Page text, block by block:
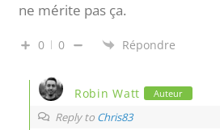
ne mérite pas ça.
0 0 Répondre
Robin Watt Auteur
Reply to Chris83